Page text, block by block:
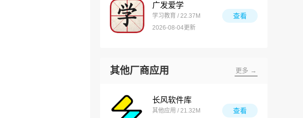
广发爱学
学习教育 / 22.37M
2026-08-04更新
查看
其他厂商应用 更多 →
长风软件库
其他应用 / 21.32M
查看